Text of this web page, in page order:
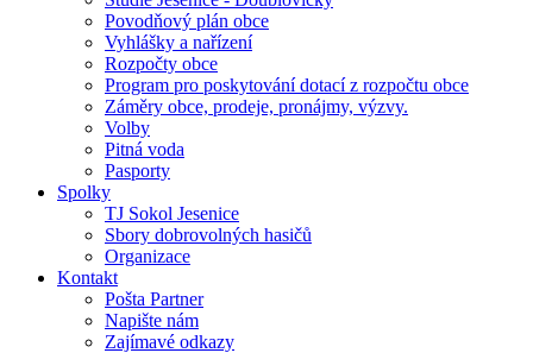
Povodňový plán obce
Vyhlášky a nařízení
Rozpočty obce
Program pro poskytování dotací z rozpočtu obce
Záměry obce, prodeje, pronájmy, výzvy.
Volby
Pitná voda
Pasporty
Spolky
TJ Sokol Jesenice
Sbory dobrovolných hasičů
Organizace
Kontakt
Pošta Partner
Napište nám
Zajímavé odkazy